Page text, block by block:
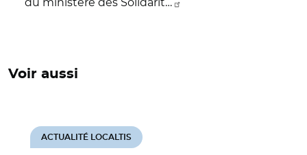
Voir aussi
ACTUALITÉ LOCALTIS